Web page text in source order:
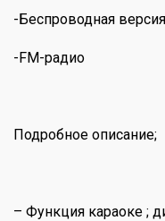
-Беспроводная
-FM-радио
Подробное описание;
– Функция караоке ;